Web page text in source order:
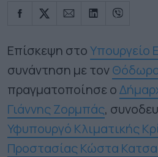
Επίσκεψη στοΥπουργείο
συνάντηση με τονΘόδωρο
πραγματοποίησε ο
Γιάννης Ζορμπάς,
Υφυπουργό Κλιματικής
Προστασίας Κώστα